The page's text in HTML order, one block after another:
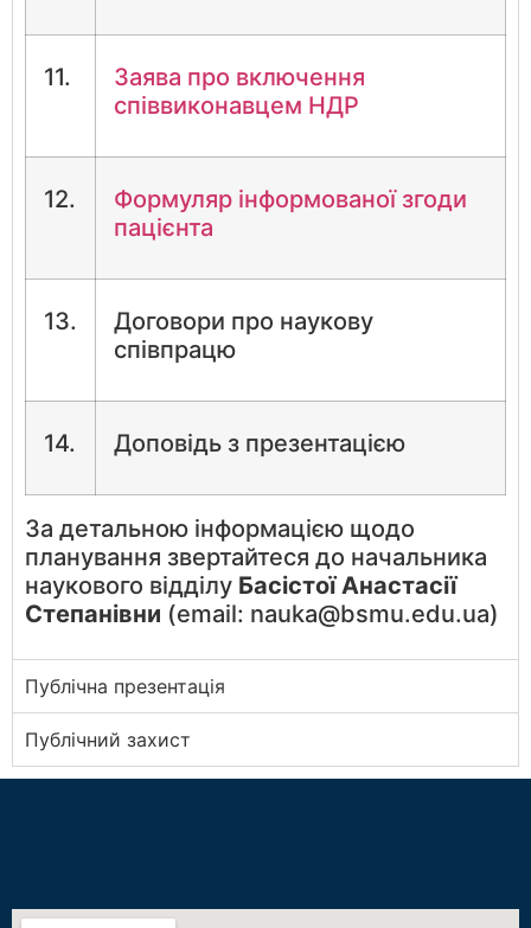
11.
Заява про включення
співвиконавцем НДР
12.
Формуляр інформованої згоди
пацієнта
13.
Договори про наукову
співпрацю
14. Доповідь з презентацією
За детальною інформацією щодо
планування звертайтеся до начальника
наукового відділу Басістої Анастасії
Степанівни (email: nauka@bsmu.edu.ua)
Публічна презентація
Публічний захист